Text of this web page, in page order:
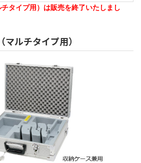
タイプ用）は販売を終了いたしまし
ルチタイプ用）